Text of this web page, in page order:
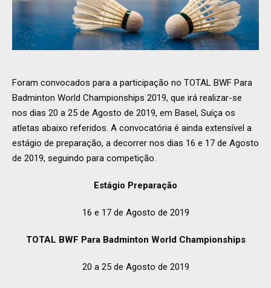
Foram convocados para a participação no TOTAL BWF Para
Badminton World Championships 2019, que irá realizar-se
nos dias 20 a 25 de Agosto de 2019, em Basel, Suíça os
atletas abaixo referidos. A convocatória é ainda extensível a
estágio de preparação, a decorrer nos dias 16 e 17 de Agosto
de 2019, seguindo para competição.
Estágio Preparação
16 e 17 de Agosto de 2019
TOTAL BWF Para Badminton World Championships
20 a 25 de Agosto de 2019